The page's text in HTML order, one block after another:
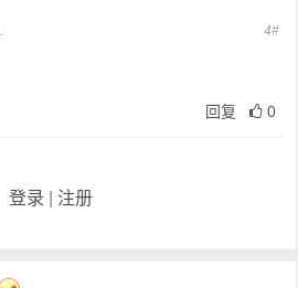
4#
回复 0
登录 注册